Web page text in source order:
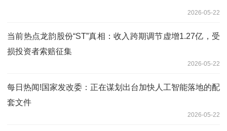
2026-05-22
当前热点龙韵股份“ST”真相：收入跨期调节虚增1.27亿，受
损投资者索赔征集
2026-05-22
每日热闻!国家发改委：正在谋划出台加快人工智能落地的配
套文件
2026-05-22